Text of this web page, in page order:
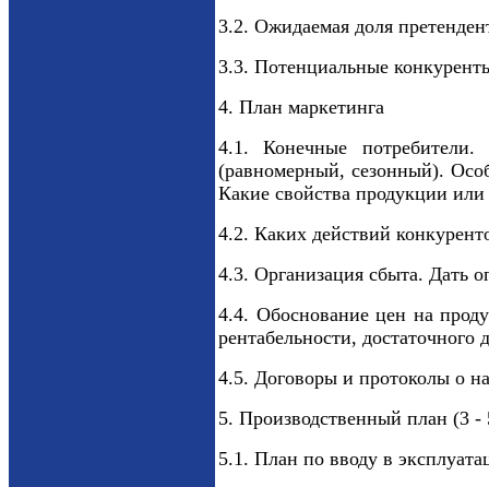
3.2. Ожидаемая доля
3.3. Потенциальные
4. План маркетинга
4.1. Конечные
(равномерный, сезонный).
Какие свойства продукции
4.2. Каких действий
4.3. Организация сбыта. Дать
4.4. Обоснование цен на
рентабельности,
4.5. Договоры и протоколы о
5. Производственный план (3 -
5.1. План по вводу в